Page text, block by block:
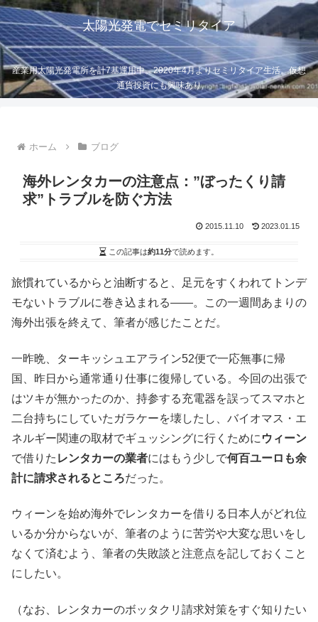
太陽光発電でセミリタイア
産業用太陽光発電所を計7基運用中。2020年4月よりセミリタイア生活。仮想
通貨投資にも興味あり
ホーム ブログ
海外レンタカーの注意点：”ぼったくり請
求”トラブルを防ぐ方法
2015.11.10 2023.01.15
この記事は約11分で読めます。
旅慣れているからと油断すると、足元をすくわれてトンデ
モないトラブルに巻き込まれる――。この一週間あまりの
海外出張を終えて、筆者が感じたことだ。
一昨晩、ターキッシュエアライン52便で一応無事に帰
国、昨日から通常通り仕事に復帰している。今回の出張で
はツキが無かったのか、持参する充電器を誤ってスマホと
二台持ちにしていたガラケーを壊したし、バイオマス・エ
ネルギー関連の取材でギュッシングに行くために ウィーン
で借りた レンタカーの業者にはもう少しで何百ユーロも余
計に請求されるところだった。
ウィーンを始め海外でレンタカーを借りる日本人がどれ位
いるか分からないが、筆者のように苦労や大変な思いをし
なくて済むよう、筆者の失敗談と注意点を記しておくこと
にしたい。
（なお、レンタカーのボッタクリ請求対策をすぐ知りたい